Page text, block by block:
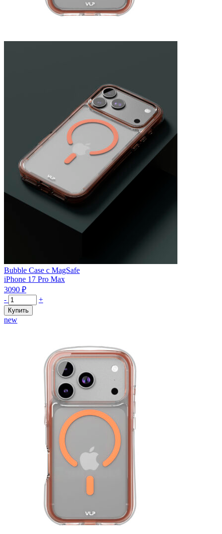
Bubble Case с MagSafe
iPhone 17 Pro Max
3090 ₽
Количество
товара
Чехол
защитный
- +
Купить
new